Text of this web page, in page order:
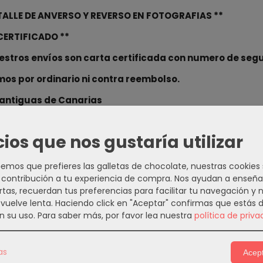
DE ANVERSO Y REVERSO EN FOTOGRAFIAS **
**
envíos son carta certificada con numero de
por ordinario ni contra reembolso.
de Canarias
nuetra pagina webhttps://numarteorosl.com
https://www.youtube.com/channel/
a Numarte Oro S.L. por WhatsApp.https://
envío no incluidos en el precio
que nos gustaría utilizar
que prefieres las galletas de chocolate, nuestras cookies
a tu experiencia de compra. Nos ayudan a
recuerdan tus preferencias para facilitar tu navegación y
lenta. Haciendo click en "Aceptar" confirmas que estás
su uso. Para saber más, por favor lea nuestra política de